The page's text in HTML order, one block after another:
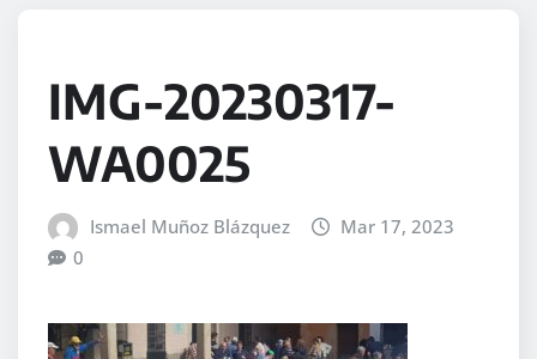
IMG-20230317-
WA0025
Ismael Muñoz Blázquez
Mar 17, 2023
0